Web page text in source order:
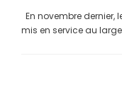
En novembre dernier,
mis en service au